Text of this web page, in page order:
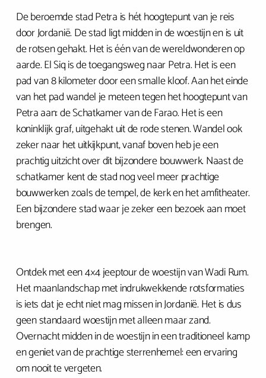
De beroemde stad Petra is hét hoogtepunt van je reis
door Jordanië. De stad ligt midden in de woestijn en is uit
de rotsen gehakt. Het is één van de wereldwonderen op
aarde. El Siq is de toegangsweg naar Petra. Het is een
pad van 8 kilometer door een smalle kloof. Aan het einde
van het pad wandel je meteen tegen het hoogtepunt van
Petra aan: de Schatkamer van de Farao. Het is een
koninklijk graf, uitgehakt uit de rode stenen. Wandel ook
zeker naar het uitkijkpunt, vanaf boven heb je een
prachtig uitzicht over dit bijzondere bouwwerk. Naast de
schatkamer kent de stad nog veel meer prachtige
bouwwerken zoals de tempel, de kerk en het amfitheater.
Een bijzondere stad waar je zeker een bezoek aan moet
brengen.
Ontdek met een 4×4 jeeptour de woestijn van Wadi Rum.
Het maanlandschap met indrukwekkende rotsformaties
is iets dat je echt niet mag missen in Jordanië. Het is dus
geen standaard woestijn met alleen maar zand.
Overnacht midden in de woestijn in een traditioneel kamp
en geniet van de prachtige sterrenhemel: een ervaring
om nooit te vergeten.